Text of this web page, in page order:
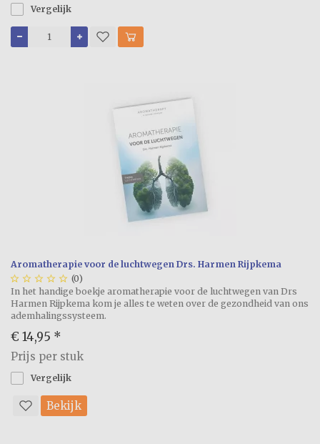
Vergelijk
Aromatherapie voor de luchtwegen Drs. Harmen Rijpkema
     (0)
In het handige boekje aromatherapie voor de luchtwegen van Drs
Harmen Rijpkema kom je alles te weten over de gezondheid van ons
ademhalingssysteem.
€ 14,95 *
Prijs per stuk
Vergelijk
Bekijk